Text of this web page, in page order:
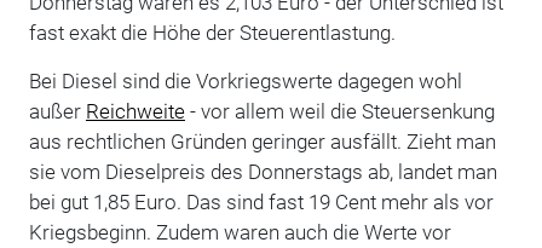
fast exakt die Höhe der Steuerentlastung.
Bei Diesel sind die Vorkriegswerte dagegen wohl
außer Reichweite- vor allem weil die Steuersenkung
aus rechtlichen Gründen geringer ausfällt. Zieht man
sie vom Dieselpreis des Donnerstags ab, landet man
bei gut 1,85 Euro. Das sind fast 19 Cent mehr als vor
Kriegsbeginn. Zudem waren auch die Werte vor